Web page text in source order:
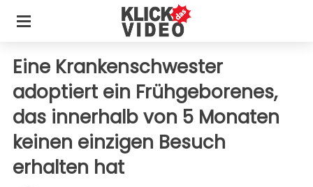
Eine Krankenschwester
adoptiert ein Frühgeborenes,
das innerhalb von 5 Monaten
keinen einzigen Besuch
erhalten hat